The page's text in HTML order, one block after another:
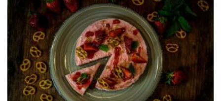
vagy salátával tálalom.